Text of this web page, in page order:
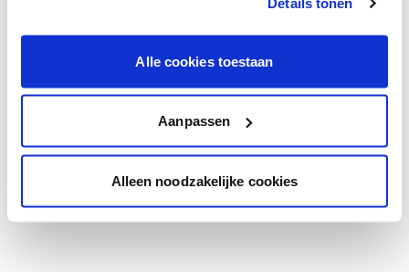
Alle cookies toestaan
Aanpassen
Alleen noodzakelijke cookies
Conseil couleur à domicile
en couleur.
l'éclairage et de votre mobilier.
Obtenez un contrôle technologique de vos